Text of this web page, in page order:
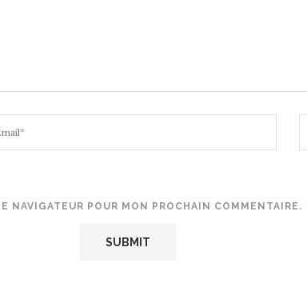
POUR MON PROCHAIN COMMENTAIRE.